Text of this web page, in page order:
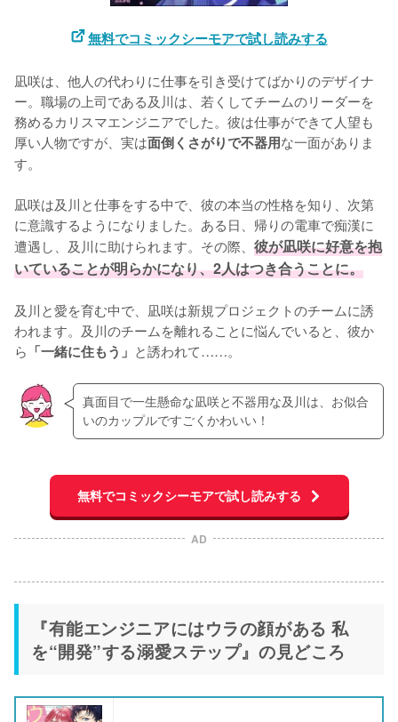
無料でコミックシーモアで試し読みする
凪咲は、他人の代わりに仕事を引き受けてばかりのデザイナ
ー。職場の上司である及川は、若くしてチームのリーダーを
務めるカリスマエンジニアでした。彼は仕事ができて人望も
厚い人物ですが、実は面倒くさがりで不器用な一面がありま
す。
凪咲は及川と仕事をする中で、彼の本当の性格を知り、次第
に意識するようになりました。ある日、帰りの電車で痴漢に
遭遇し、及川に助けられます。その際、 彼が凪咲に好意を抱
いていることが明らかになり、2人はつき合うことに。
及川と愛を育む中で、凪咲は新規プロジェクトのチームに誘
われます。及川のチームを離れることに悩んでいると、彼か
ら 「一緒に住もう」 と誘われて……。
真面目で一生懸命な凪咲と不器用な及川は、お似合
いのカップルですごくかわいい！
無料でコミックシーモアで試し読みする
AD
『有能エンジニアにはウラの顔がある 私
を“開発”する溺愛ステップ』の見どころ